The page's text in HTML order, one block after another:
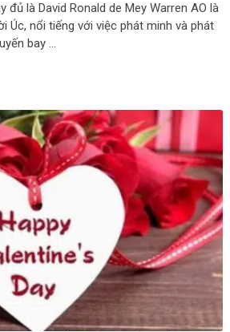
đủ là David Ronald de Mey Warren AO là
Úc, nổi tiếng với việc phát minh và phát
bay …